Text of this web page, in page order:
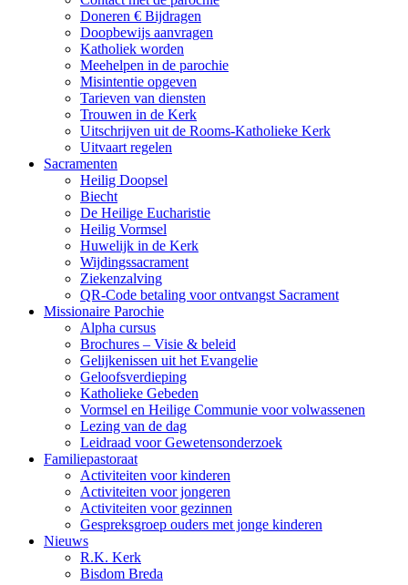
Doneren € Bijdragen
Doopbewijs aanvragen
Katholiek worden
Meehelpen in de parochie
Misintentie opgeven
Tarieven van diensten
Trouwen in de Kerk
Uitschrijven uit de Rooms-Katholieke Kerk
Uitvaart regelen
Sacramenten
Heilig Doopsel
Biecht
De Heilige Eucharistie
Heilig Vormsel
Huwelijk in de Kerk
Wijdingssacrament
Ziekenzalving
QR-Code betaling voor ontvangst Sacrament
Missionaire Parochie
Alpha cursus
Brochures – Visie & beleid
Gelijkenissen uit het Evangelie
Geloofsverdieping
Katholieke Gebeden
Vormsel en Heilige Communie voor volwassenen
Lezing van de dag
Leidraad voor Gewetensonderzoek
Familiepastoraat
Activiteiten voor kinderen
Activiteiten voor jongeren
Activiteiten voor gezinnen
Gespreksgroep ouders met jonge kinderen
Nieuws
R.K. Kerk
Bisdom Breda